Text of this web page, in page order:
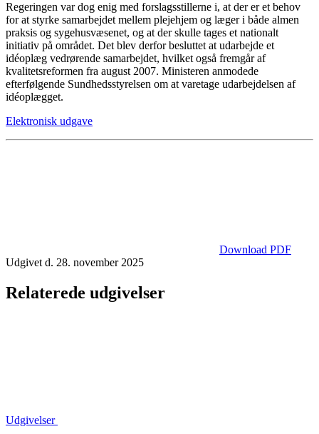
Regeringen var dog enig med forslagsstillerne i, at der er et behov
for at styrke samarbejdet mellem plejehjem og læger i både almen
praksis og sygehusvæsenet, og at der skulle tages et nationalt
initiativ på området. Det blev derfor besluttet at udarbejde et
idéoplæg vedrørende samarbejdet, hvilket også fremgår af
kvalitetsreformen fra august 2007. Ministeren anmodede
efterfølgende Sundhedsstyrelsen om at varetage udarbejdelsen af
idéoplægget.
Elektronisk udgave
Download PDF
Udgivet d. 28. november 2025
Relaterede udgivelser
Udgivelser